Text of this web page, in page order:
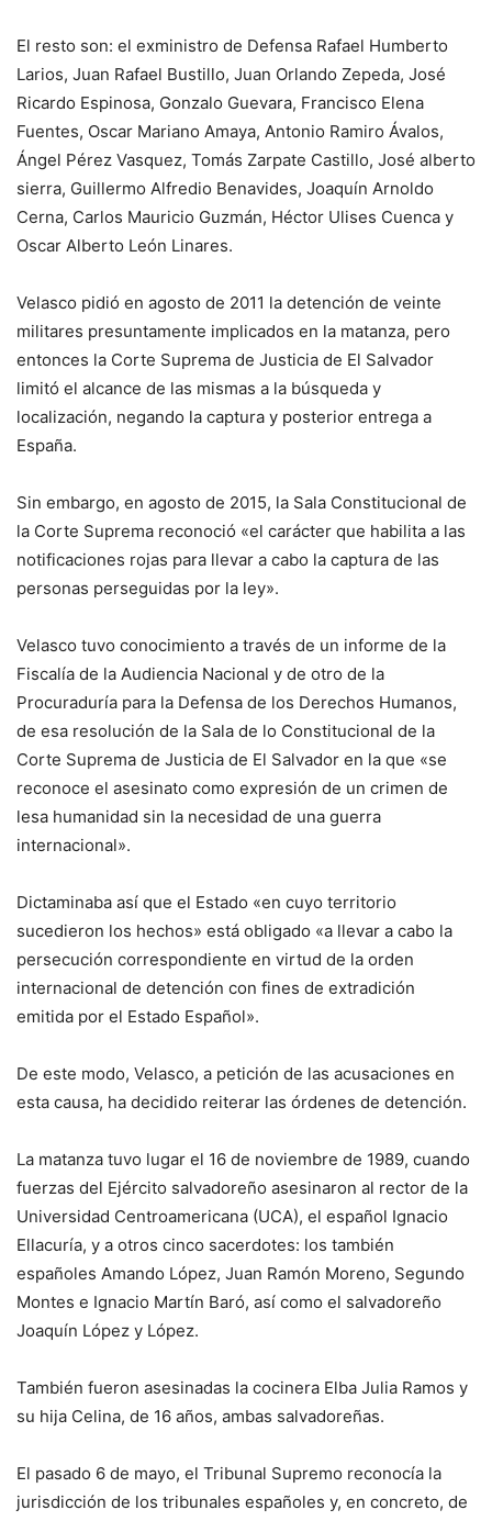
El resto son: el exministro de Defensa Rafael Humberto
Larios, Juan Rafael Bustillo, Juan Orlando Zepeda, José
Ricardo Espinosa, Gonzalo Guevara, Francisco Elena
Fuentes, Oscar Mariano Amaya, Antonio Ramiro Ávalos,
Ángel Pérez Vasquez, Tomás Zarpate Castillo, José alberto
sierra, Guillermo Alfredio Benavides, Joaquín Arnoldo
Cerna, Carlos Mauricio Guzmán, Héctor Ulises Cuenca y
Oscar Alberto León Linares.
Velasco pidió en agosto de 2011 la detención de veinte
militares presuntamente implicados en la matanza, pero
entonces la Corte Suprema de Justicia de El Salvador
limitó el alcance de las mismas a la búsqueda y
localización, negando la captura y posterior entrega a
España.
Sin embargo, en agosto de 2015, la Sala Constitucional de
la Corte Suprema reconoció «el carácter que habilita a las
notificaciones rojas para llevar a cabo la captura de las
personas perseguidas por la ley».
Velasco tuvo conocimiento a través de un informe de la
Fiscalía de la Audiencia Nacional y de otro de la
Procuraduría para la Defensa de los Derechos Humanos,
de esa resolución de la Sala de lo Constitucional de la
Corte Suprema de Justicia de El Salvador en la que «se
reconoce el asesinato como expresión de un crimen de
lesa humanidad sin la necesidad de una guerra
internacional».
Dictaminaba así que el Estado «en cuyo territorio
sucedieron los hechos» está obligado «a llevar a cabo la
persecución correspondiente en virtud de la orden
internacional de detención con fines de extradición
emitida por el Estado Español».
De este modo, Velasco, a petición de las acusaciones en
esta causa, ha decidido reiterar las órdenes de detención.
La matanza tuvo lugar el 16 de noviembre de 1989, cuando
fuerzas del Ejército salvadoreño asesinaron al rector de la
Universidad Centroamericana (UCA), el español Ignacio
Ellacuría, y a otros cinco sacerdotes: los también
españoles Amando López, Juan Ramón Moreno, Segundo
Montes e Ignacio Martín Baró, así como el salvadoreño
Joaquín López y López.
También fueron asesinadas la cocinera Elba Julia Ramos y
su hija Celina, de 16 años, ambas salvadoreñas.
El pasado 6 de mayo, el Tribunal Supremo reconocía la
jurisdicción de los tribunales españoles y, en concreto, de